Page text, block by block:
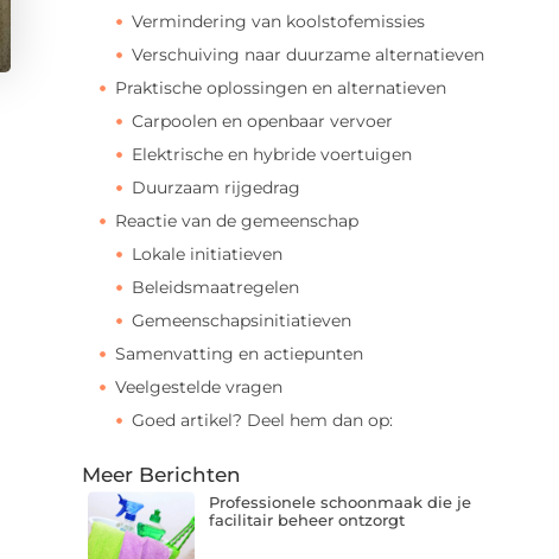
Vermindering van koolstofemissies
Verschuiving naar duurzame alternatieven
Praktische oplossingen en alternatieven
Carpoolen en openbaar vervoer
Elektrische en hybride voertuigen
Duurzaam rijgedrag
Reactie van de gemeenschap
Lokale initiatieven
Beleidsmaatregelen
Gemeenschapsinitiatieven
Samenvatting en actiepunten
Veelgestelde vragen
Goed artikel? Deel hem dan op:
Meer Berichten
Professionele schoonmaak die je
facilitair beheer ontzorgt